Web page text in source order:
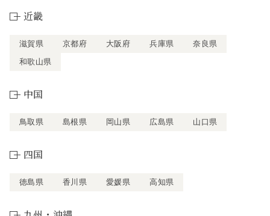
近畿
滋賀県 京都府 大阪府 兵庫県
奈良県
和歌山県
中国
鳥取県 島根県 岡山県 広島県 山口県
四国
徳島県 香川県 愛媛県 高知県